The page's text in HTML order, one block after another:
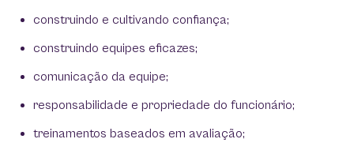
construindo e cultivando confiança;
construindo equipes eficazes;
comunicação da equipe;
responsabilidade e propriedade do funcionário;
treinamentos baseados em avaliação;